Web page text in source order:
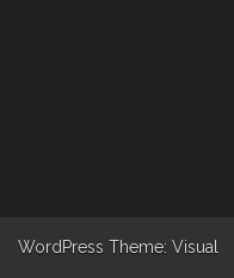
WordPress Theme: Visual